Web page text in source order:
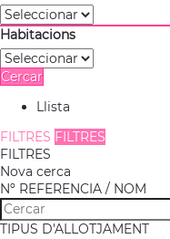
Habitacions
Cercar
Llista
FILTRES FILTRES
FILTRES
Nova cerca
Nº REFERENCIA / NOM
TIPUS D'ALLOTJAMENT